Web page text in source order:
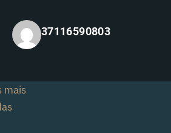
37116590803
mais